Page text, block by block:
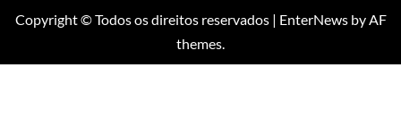
Copyright © Todos os direitos reservados | EnterNewsby AF
themes.